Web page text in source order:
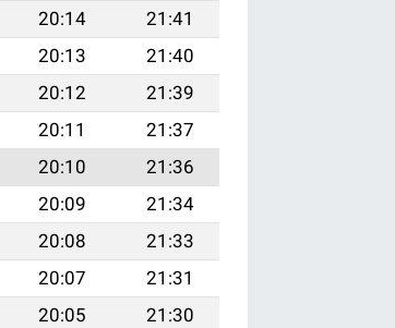
20:14
21:41
20:13
21:40
20:12
21:39
20:11
21:37
20:10
21:36
20:09
21:34
20:08
21:33
20:07
21:31
20:05
21:30